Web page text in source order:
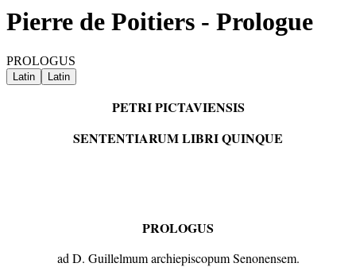
Pierre de Poitiers - Prologue
PROLOGUS
Latin Latin
PETRI PICTAVIENSIS
SENTENTIARUM LIBRI QUINQUE
PROLOGUS
ad D. Guillelmum archiepiscopum Senonensem.